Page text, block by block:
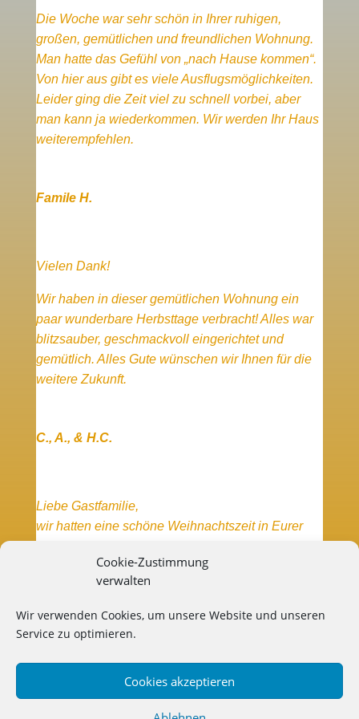
Cookie-Zustimmung
verwalten
Wir verwenden Cookies, um unsere Website und unseren
Service zu optimieren.
Cookies akzeptieren
Die Woche war sehr schön in Ihrer ruhigen,
großen, gemütlichen und freundlichen Wohnung.
Man hatte das Gefühl von „nach Hause kommen“.
Von hier aus gibt es viele Ausflugsmöglichkeiten.
Leider ging die Zeit viel zu schnell vorbei, aber
man kann ja wiederkommen. Wir werden Ihr Haus
weiterempfehlen.
Famile H.
Vielen Dank!
Wir haben in dieser gemütlichen Wohnung ein
paar wunderbare Herbsttage verbracht! Alles war
blitzsauber, geschmackvoll eingerichtet und
gemütlich. Alles Gute wünschen wir Ihnen für die
weitere Zukunft.
C., A., & H.C.
Liebe Gastfamilie,
wir hatten eine schöne Weihnachtszeit in Eurer
Alles Gute für die Zukunft wünschen wir. Die
Forelle „des Hauses“ war die beste. Der Harz wird
wiedersehen.
Liebe Grüße T.&A.